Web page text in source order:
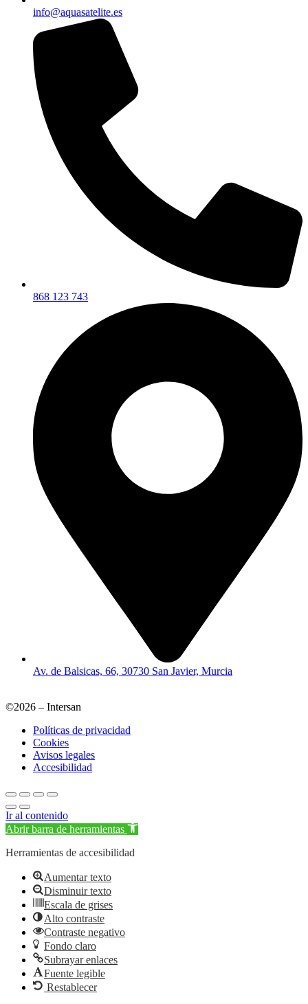
info@aquasatelite.es
868 123 743
Av. de Balsicas, 66, 30730 San Javier, Murcia
©2026 – Intersan
Políticas de privacidad
Cookies
Avisos legales
Accesibilidad
Ir al contenido
Abrir barra de herramientas
Herramientas de accesibilidad
Aumentar texto
Disminuir texto
Escala de grises
Alto contraste
Contraste negativo
Fondo claro
Subrayar enlaces
Fuente legible
Restablecer